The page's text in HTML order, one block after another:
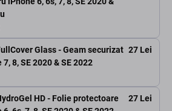
Glass - Geam securizat
8, SE 2020 & SE 2022
27 Lei
HD - Folie protectoare
27 Lei